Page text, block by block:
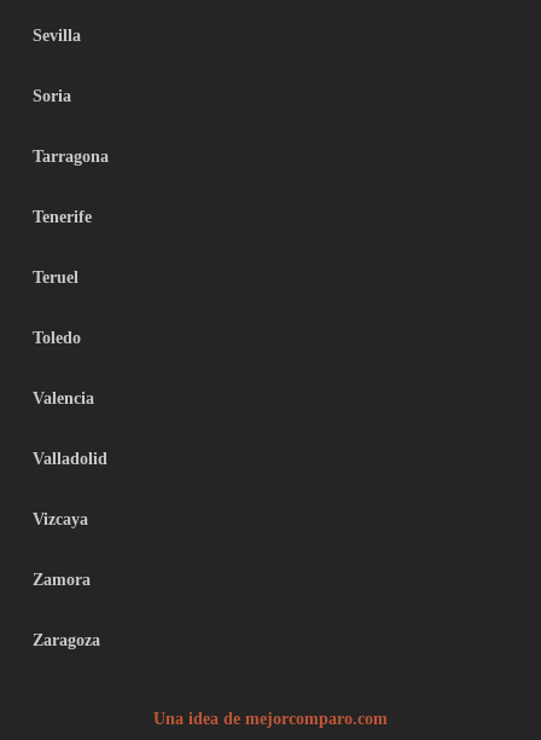
Sevilla
Soria
Tarragona
Tenerife
Teruel
Toledo
Valencia
Valladolid
Vizcaya
Zamora
Zaragoza
Una idea de mejorcomparo.com